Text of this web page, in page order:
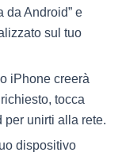
da Android” e
sul tuo
iPhone creerà
tocca
per unirti alla rete.
dispositivo